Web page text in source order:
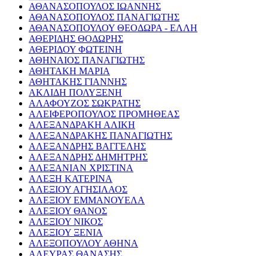
ΑΘΑΝΑΣΟΠΟΥΛΟΣ ΙΩΑΝΝΗΣ
ΑΘΑΝΑΣΟΠΟΥΛΟΣ ΠΑΝΑΓΙΩΤΗΣ
ΑΘΑΝΑΣΟΠΟΥΛΟΥ ΘΕΟΔΩΡΑ - ΕΛΛΗ
ΑΘΕΡΙΔΗΣ ΘΟΔΩΡΗΣ
ΑΘΕΡΙΔΟΥ ΦΩΤΕΙΝΗ
ΑΘΗΝΑΙΟΣ ΠΑΝΑΓΙΩΤΗΣ
ΑΘΗΤΑΚΗ ΜΑΡΙΑ
ΑΘΗΤΑΚΗΣ ΓΙΑΝΝΗΣ
ΑΚΛΙΔΗ ΠΟΛΥΞΕΝΗ
ΑΛΑΦΟΥΖΟΣ ΣΩΚΡΑΤΗΣ
ΑΛΕΙΦΕΡΟΠΟΥΛΟΣ ΠΡΟΜΗΘΕΑΣ
ΑΛΕΞΑΝΔΡΑΚΗ ΑΛΙΚΗ
ΑΛΕΞΑΝΔΡΑΚΗΣ ΠΑΝΑΓΙΩΤΗΣ
ΑΛΕΞΑΝΔΡΗΣ ΒΑΓΓΕΛΗΣ
ΑΛΕΞΑΝΔΡΗΣ ΔΗΜΗΤΡΗΣ
ΑΛΕΞΑΝΙΑΝ ΧΡΙΣΤΙΝΑ
ΑΛΕΞΗ ΚΑΤΕΡΙΝΑ
ΑΛΕΞΙΟΥ ΑΓΗΣΙΛΑΟΣ
ΑΛΕΞΙΟΥ ΕΜΜΑΝΟΥΕΛΑ
ΑΛΕΞΙΟΥ ΘΑΝΟΣ
ΑΛΕΞΙΟΥ ΝΙΚΟΣ
ΑΛΕΞΙΟΥ ΞΕΝΙΑ
ΑΛΕΞΟΠΟΥΛΟΥ ΑΘΗΝΑ